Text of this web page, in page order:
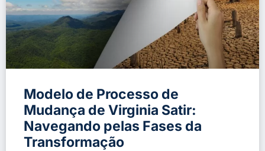
Modelo de Processo de
Mudança de Virginia Satir:
Navegando pelas Fases da
Transformação